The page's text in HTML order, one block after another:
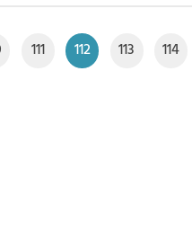
111 112 113 114